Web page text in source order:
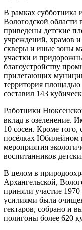
В рамках субботника
Вологодской области
приведены детские
учреждений, храмов
скверы и иные зоны
участки и
благоустройству
прилегающих
территория площадью
составил 143
Работники
вклад в озеленение.
10 сосен. Кроме
посёлках Юбилейном
мероприятия
воспитанников
В целом в
Архангельской,
приняли участие
усилиями была
гектаров, собрано и
полигоны более 620